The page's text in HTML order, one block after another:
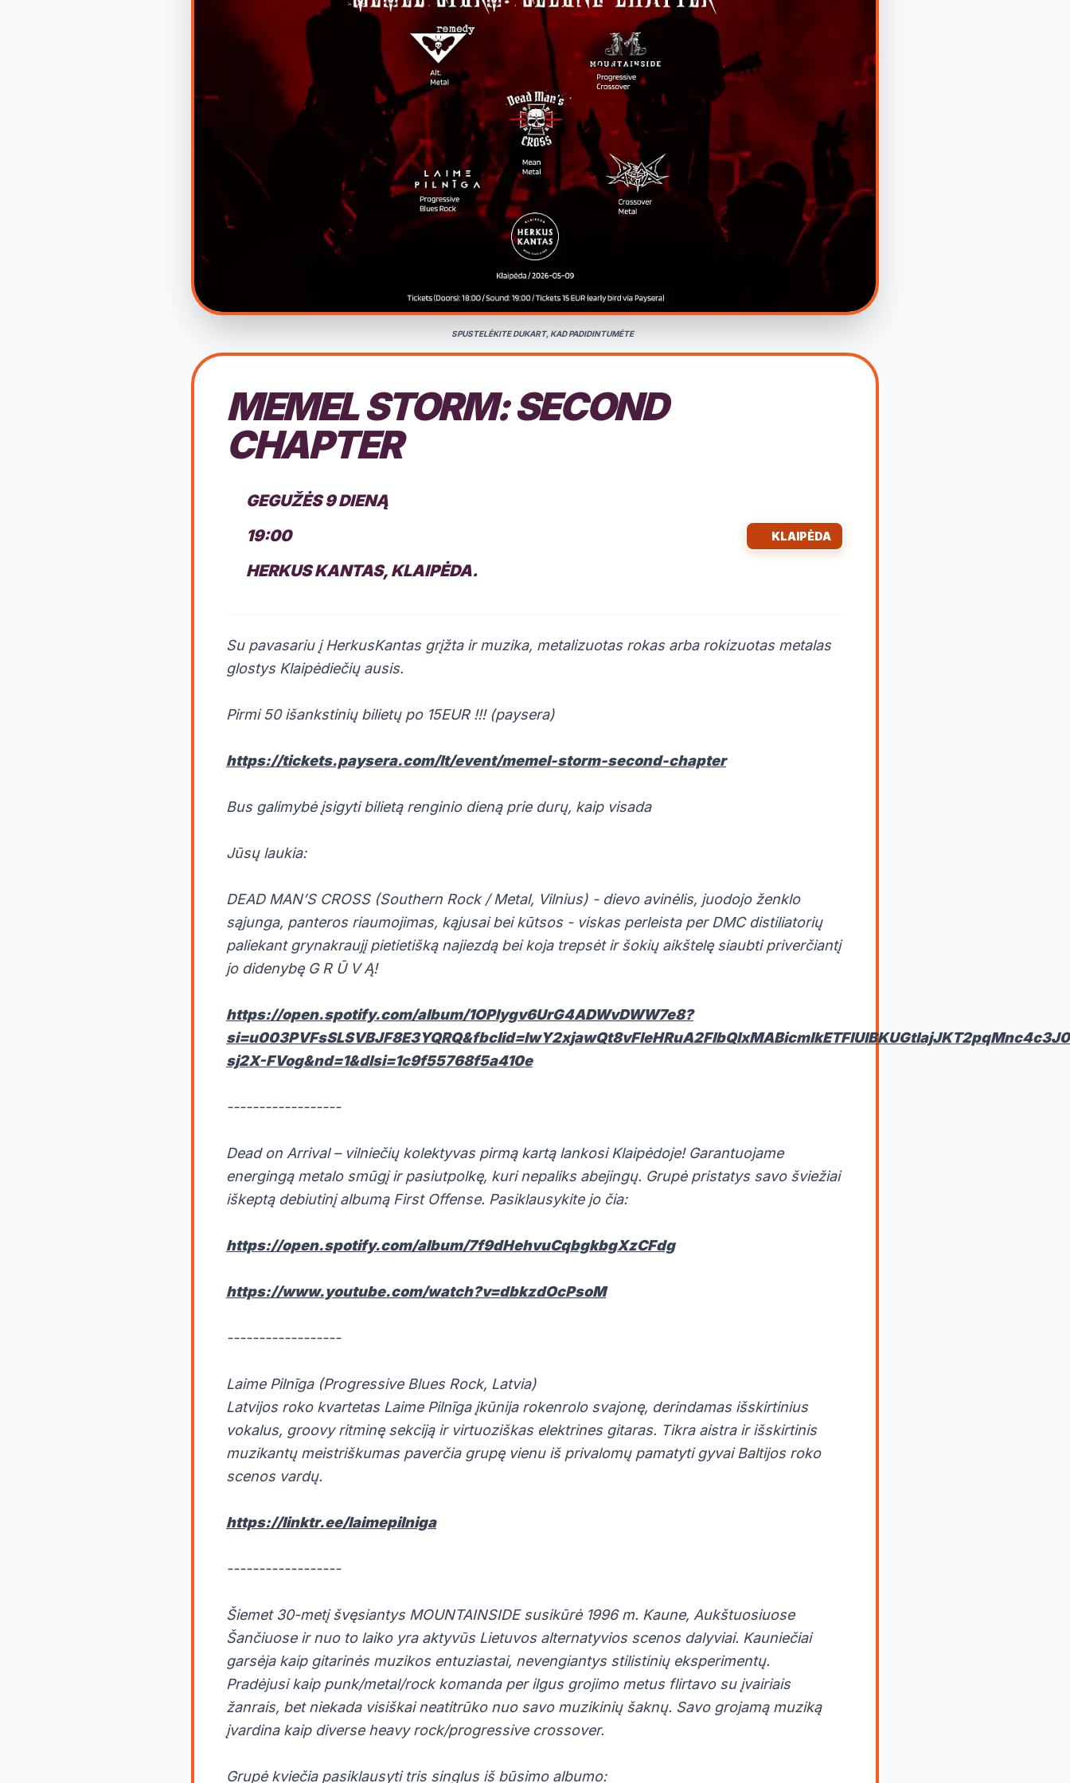
SPUSTELĖKITE DUKART, KAD PADIDINTUMĖTE
MEMEL STORM: SECOND
CHAPTER
GEGUŽĖS 9 DIENĄ
19:00
HERKUS KANTAS, KLAIPĖDA.
KLAIPĖDA
Su pavasariu į HerkusKantas grįžta ir muzika, metalizuotas rokas arba rokizuotas metalas
glostys Klaipėdiečių ausis.
Pirmi 50 išankstinių bilietų po 15EUR !!! (paysera)
https://tickets.paysera.com/lt/event/memel-storm-second-chapter
Bus galimybė įsigyti bilietą renginio dieną prie durų, kaip visada
Jūsų laukia:
DEAD MAN’S CROSS (Southern Rock / Metal, Vilnius) - dievo avinėlis, juodojo ženklo
sąjunga, panteros riaumojimas, kąjusai bei kūtsos - viskas perleista per DMC distiliatorių
paliekant grynakraujį pietietišką najiezdą bei koja trepsėt ir šokių aikštelę siaubti priverčiantį
jo didenybę G R Ū V Ą!
https://open.spotify.com/album/1OPIygv6UrG4ADWvDWW7e8?
sj2X-FVog&nd=1&dlsi=1c9f55768f5a410e
------------------
Dead on Arrival – vilniečių kolektyvas pirmą kartą lankosi Klaipėdoje! Garantuojame
energingą metalo smūgį ir pasiutpolkę, kuri nepaliks abejingų. Grupė pristatys savo šviežiai
iškeptą debiutinį albumą First Offense. Pasiklausykite jo čia:
https://open.spotify.com/album/7f9dHehvuCqbgkbgXzCFdg
https://www.youtube.com/watch?v=dbkzdOcPsoM
------------------
Laime Pilnīga (Progressive Blues Rock, Latvia)
Latvijos roko kvartetas Laime Pilnīga įkūnija rokenrolo svajonę, derindamas išskirtinius
vokalus, groovy ritminę sekciją ir virtuoziškas elektrines gitaras. Tikra aistra ir išskirtinis
muzikantų meistriškumas paverčia grupę vienu iš privalomų pamatyti gyvai Baltijos roko
scenos vardų.
https://linktr.ee/laimepilniga
------------------
Šiemet 30-metį švęsiantys MOUNTAINSIDE susikūrė 1996 m. Kaune, Aukštuosiuose
Šančiuose ir nuo to laiko yra aktyvūs Lietuvos alternatyvios scenos dalyviai. Kauniečiai
garsėja kaip gitarinės muzikos entuziastai, nevengiantys stilistinių eksperimentų.
Pradėjusi kaip punk/metal/rock komanda per ilgus grojimo metus flirtavo su įvairiais
žanrais, bet niekada visiškai neatitrūko nuo savo muzikinių šaknų. Savo grojamą muziką
įvardina kaip diverse heavy rock/progressive crossover.
Grupė kviečia pasiklausyti tris singlus iš būsimo albumo: